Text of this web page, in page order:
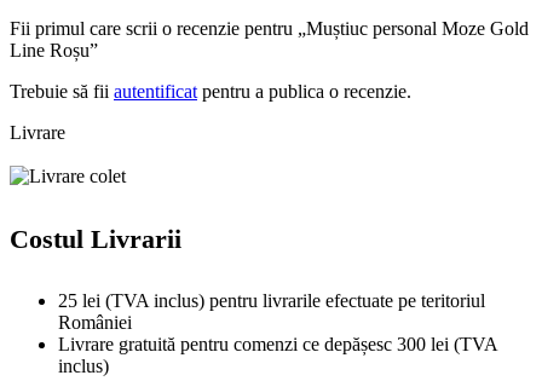
Fii primul care scrii o recenzie pentru „Muștiuc personal Moze Gold
Line Roșu”
Trebuie să fii autentificat pentru a publica o recenzie.
Livrare
Costul Livrarii
25 lei (TVA inclus) pentru livrarile efectuate pe teritoriul
României
Livrare gratuită pentru comenzi ce depășesc 300 lei (TVA
inclus)